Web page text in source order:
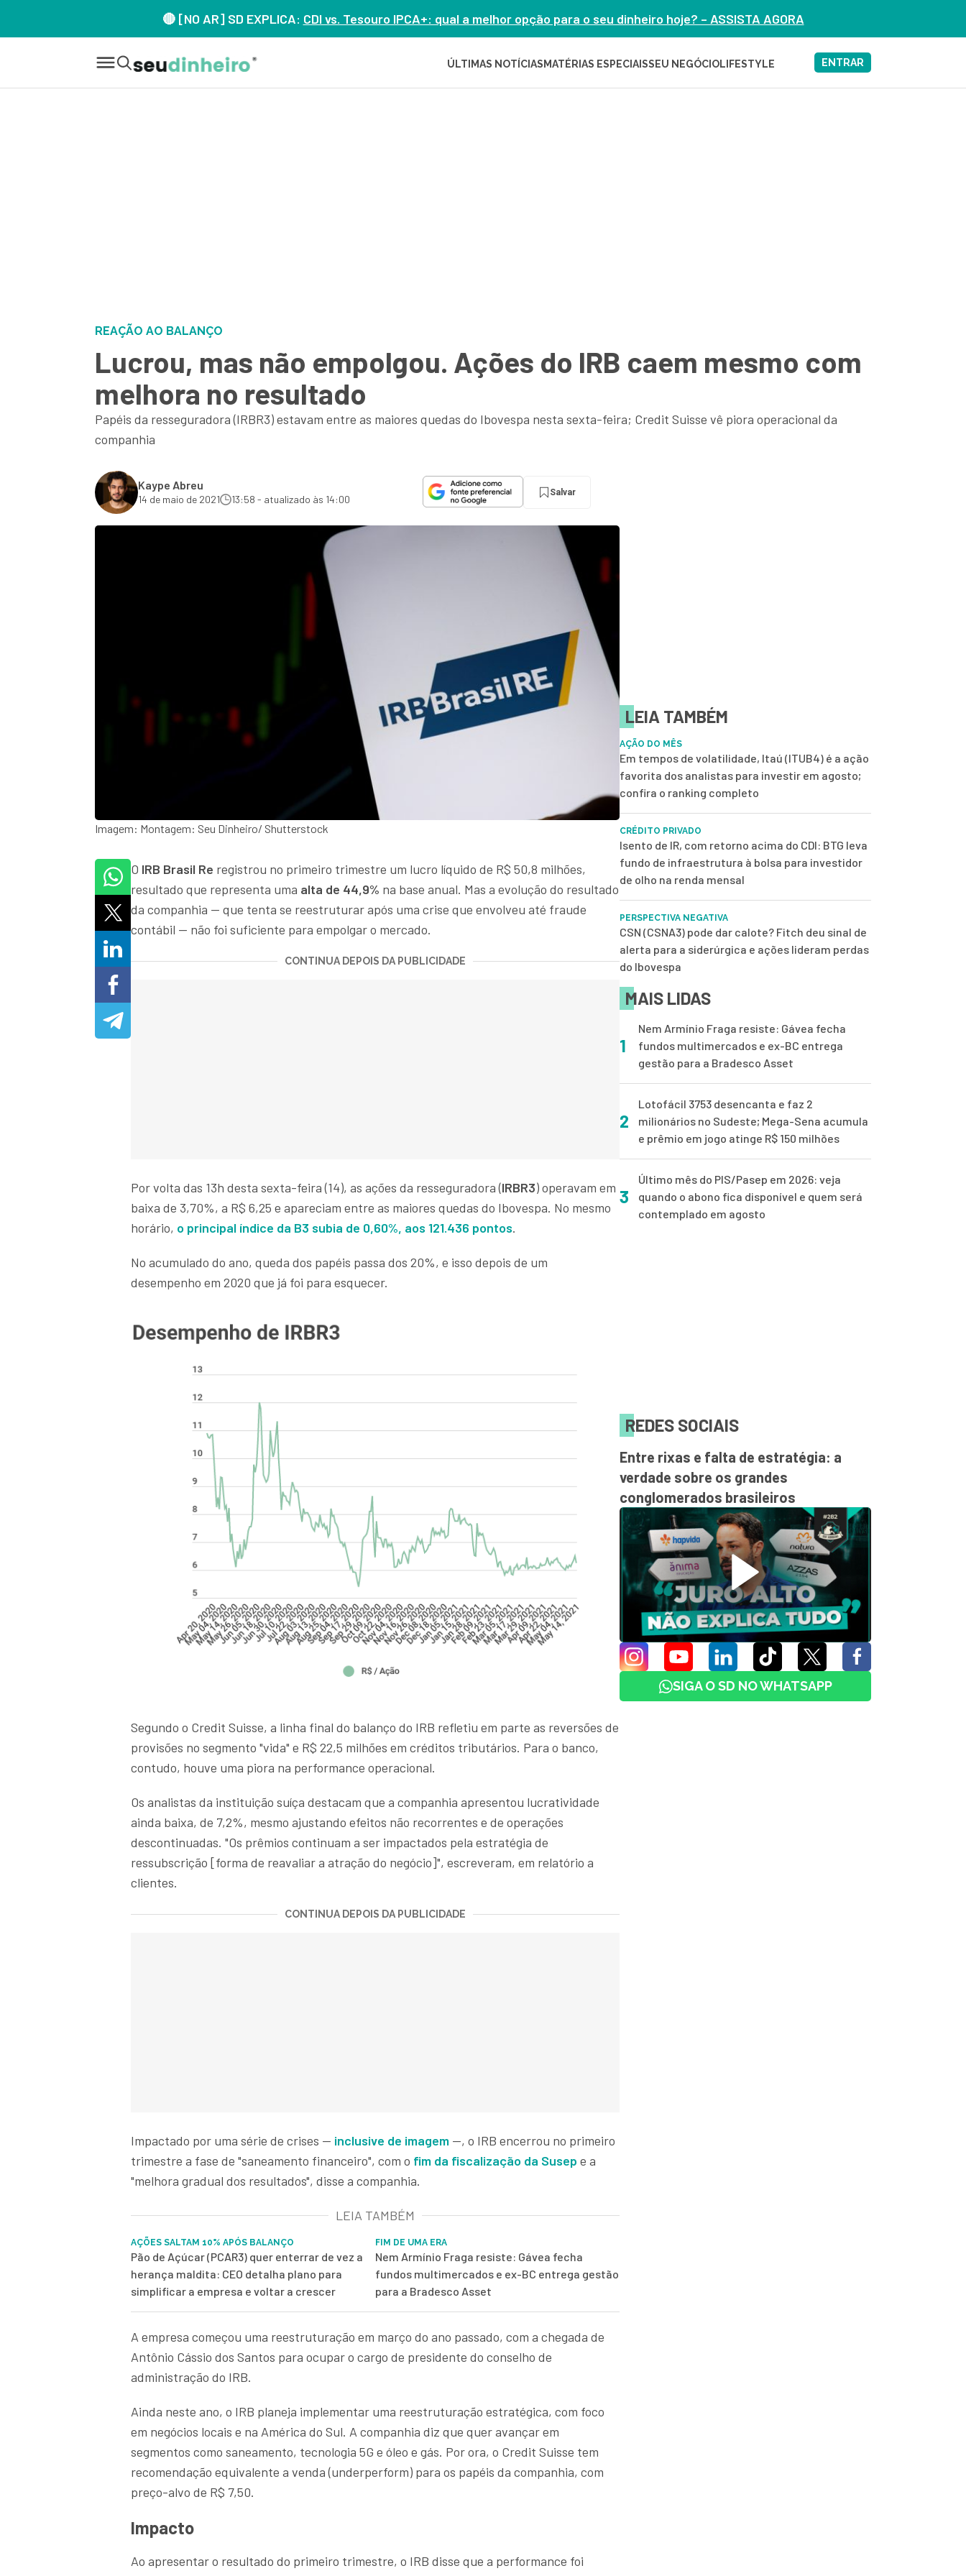
🔴 [NO AR] SD EXPLICA: CDI vs. Tesouro IPCA+: qual a melhor opção para o seu dinheiro hoje? – ASSISTA AGORA
ÚLTIMAS NOTÍCIAS MATÉRIAS ESPECIAISSEU NEGÓCIOLIFESTYLE ENTRAR
REAÇÃO AO BALANÇO
Lucrou, mas não empolgou. Ações do IRB caem mesmo com
melhora no resultado
Papéis da resseguradora (IRBR3) estavam entre as maiores quedas do Ibovespa nesta sexta-feira; Credit Suisse vê piora operacional da
companhia
Kaype Abreu
14 de maio de 2021 13:58 - atualizado às 14:00
Salvar
Imagem: Montagem: Seu Dinheiro/ Shutterstock
O IRB Brasil Re registrou no primeiro trimestre um lucro líquido de R$ 50,8 milhões,
resultado que representa uma alta de 44,9% na base anual. Mas a evolução do resultado
da companhia — que tenta se reestruturar após uma crise que envolveu até fraude
contábil — não foi suficiente para empolgar o mercado.
CONTINUA DEPOIS DA PUBLICIDADE
Por volta das 13h desta sexta-feira (14), as ações da resseguradora (IRBR3) operavam em
baixa de 3,70%, a R$ 6,25 e apareciam entre as maiores quedas do Ibovespa. No mesmo
horário, o principal índice da B3 subia de 0,60%, aos 121.436 pontos.
No acumulado do ano, queda dos papéis passa dos 20%, e isso depois de um
desempenho em 2020 que já foi para esquecer.
Segundo o Credit Suisse, a linha final do balanço do IRB refletiu em parte as reversões de
provisões no segmento "vida" e R$ 22,5 milhões em créditos tributários. Para o banco,
contudo, houve uma piora na performance operacional.
Os analistas da instituição suíça destacam que a companhia apresentou lucratividade
ainda baixa, de 7,2%, mesmo ajustando efeitos não recorrentes e de operações
descontinuadas. "Os prêmios continuam a ser impactados pela estratégia de
ressubscrição [forma de reavaliar a atração do negócio]", escreveram, em relatório a
clientes.
CONTINUA DEPOIS DA PUBLICIDADE
Impactado por uma série de crises — inclusive de imagem —, o IRB encerrou no primeiro
trimestre a fase de "saneamento financeiro", com o fim da fiscalização da Susep e a
"melhora gradual dos resultados", disse a companhia.
LEIA TAMBÉM
AÇÕES SALTAM 10% APÓS BALANÇO
Pão de Açúcar (PCAR3) quer enterrar de vez a
herança maldita: CEO detalha plano para
simplificar a empresa e voltar a crescer
FIM DE UMA ERA
Nem Armínio Fraga resiste: Gávea fecha
fundos multimercados e ex-BC entrega gestão
para a Bradesco Asset
A empresa começou uma reestruturação em março do ano passado, com a chegada de
Antônio Cássio dos Santos para ocupar o cargo de presidente do conselho de
administração do IRB.
Ainda neste ano, o IRB planeja implementar uma reestruturação estratégica, com foco
em negócios locais e na América do Sul. A companhia diz que quer avançar em
segmentos como saneamento, tecnologia 5G e óleo e gás. Por ora, o Credit Suisse tem
recomendação equivalente a venda (underperform) para os papéis da companhia, com
preço-alvo de R$ 7,50.
Impacto
Ao apresentar o resultado do primeiro trimestre, o IRB disse que a performance foi
LEIA TAMBÉM
AÇÃO DO MÊS
Em tempos de volatilidade, Itaú (ITUB4) é a ação
favorita dos analistas para investir em agosto;
confira o ranking completo
CRÉDITO PRIVADO
Isento de IR, com retorno acima do CDI: BTG leva
fundo de infraestrutura à bolsa para investidor
de olho na renda mensal
PERSPECTIVA NEGATIVA
CSN (CSNA3) pode dar calote? Fitch deu sinal de
alerta para a siderúrgica e ações lideram perdas
do Ibovespa
MAIS LIDAS
1
Nem Armínio Fraga resiste: Gávea fecha
fundos multimercados e ex-BC entrega
gestão para a Bradesco Asset
2
Lotofácil 3753 desencanta e faz 2
milionários no Sudeste; Mega-Sena acumula
e prêmio em jogo atinge R$ 150 milhões
3
Último mês do PIS/Pasep em 2026: veja
quando o abono fica disponível e quem será
contemplado em agosto
REDES SOCIAIS
Entre rixas e falta de estratégia: a
verdade sobre os grandes
conglomerados brasileiros
SIGA O SD NO WHATSAPP